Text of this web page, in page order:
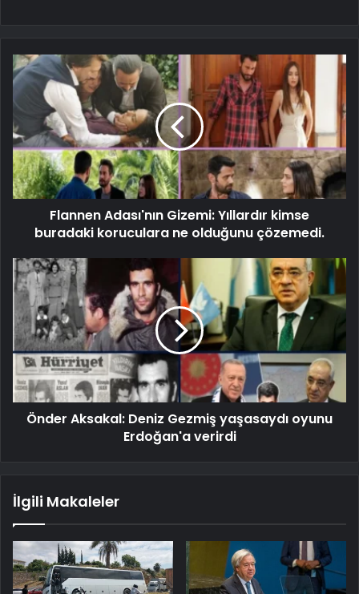
Flannen Adası'nın Gizemi: Yıllardır kimse
buradaki koruculara ne olduğunu çözemedi.
Önder Aksakal: Deniz Gezmiş yaşasaydı oyunu
Erdoğan'a verirdi
İlgili Makaleler